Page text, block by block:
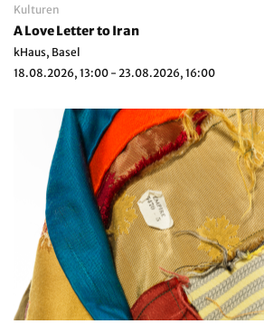
Kulturen
A Love Letter to Iran
kHaus, Basel
18.08.2026, 13:00 - 23.08.2026, 16:00